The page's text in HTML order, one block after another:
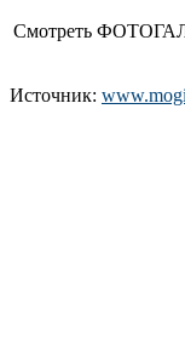
Смотреть
Источник: